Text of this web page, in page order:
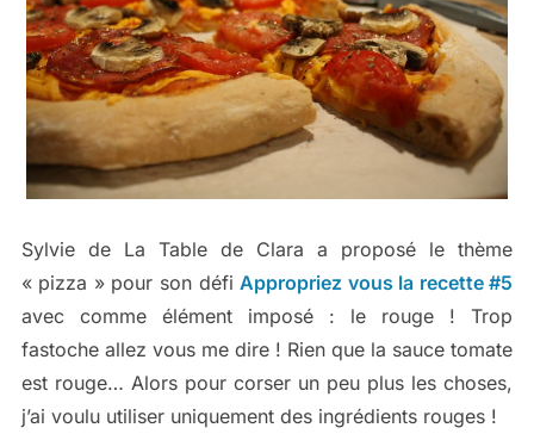
Sylvie de La Table de Clara a proposé le thème
« pizza » pour son défiAppropriez vous la recette #5
avec comme élément imposé : le rouge ! Trop
fastoche allez vous me dire ! Rien que la sauce tomate
est rouge… Alors pour corser un peu plus les choses,
j’ai voulu utiliser uniquement des ingrédients rouges !